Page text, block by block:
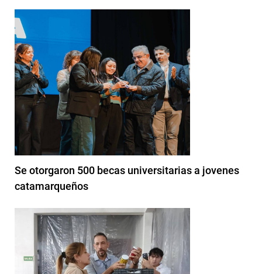
Se otorgaron 500 becas universitarias a jovenes
catamarqueños